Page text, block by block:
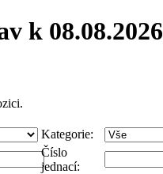
k 08.08.2026
Kategorie:
Číslo
jednací: